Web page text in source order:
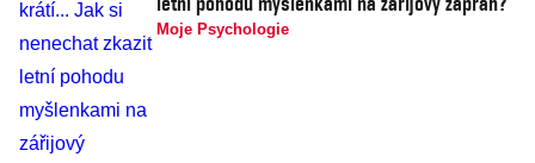
Moje Psychologie